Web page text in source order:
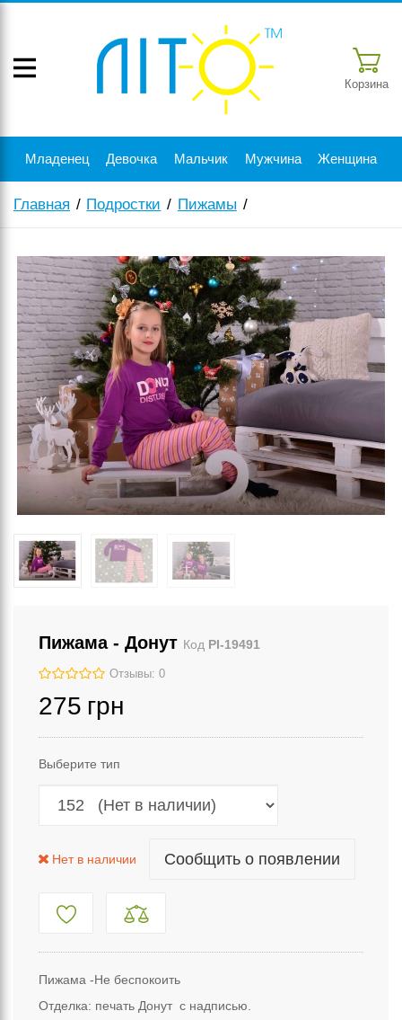
Корзина
Младенец Девочка Мальчик Мужчина Женщина
Главная Подростки Пижамы
Пижама - Донут Код РІ-19491
Отзывы: 0
275 грн
Выберите тип
Нет в наличии Сообщить о появлении
Пижама -Не беспокоить
Отделка: печать Донут с надписью.